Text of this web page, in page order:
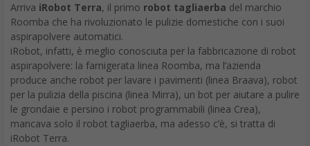
Arriva iRobot Terra, il primo robot tagliaerba del marchio
Roomba che ha rivoluzionato le pulizie domestiche con i suoi
aspirapolvere automatici.
iRobot, infatti, è meglio conosciuta per la fabbricazione di robot
aspirapolvere: la famigerata linea Roomba, ma l’azienda
produce anche robot per lavare i pavimenti (linea Braava), robot
per la pulizia della piscina (linea Mirra), un bot per aiutare a pulire
le grondaie e persino i robot programmabili (linea Crea),
mancava solo il robot tagliaerba, ma adesso c’è, si tratta di
iRobot Terra.